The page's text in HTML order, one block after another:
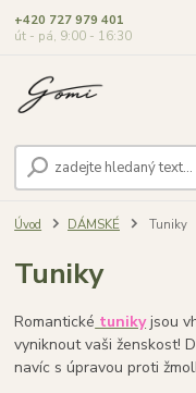
+420 727 979 401
út - pá, 9:00 - 16:30
Úvod DÁMSKÉ Tuniky
Tuniky
Romantické tunikyjsou
vyniknout vaši ženskost!
navíc s úpravou proti